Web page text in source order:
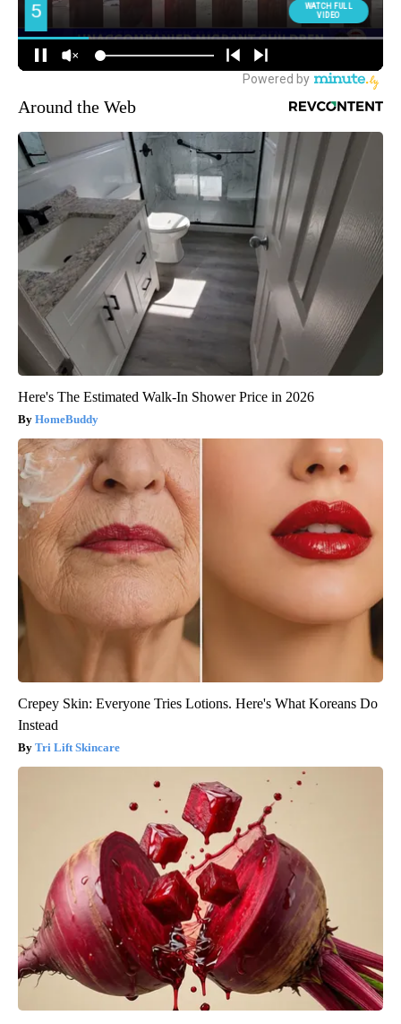
Around the Web
Here's The Estimated Walk-In Shower Price in 2026
HomeBuddy
Crepey Skin: Everyone Tries Lotions. Here's What Koreans Do
Instead
Tri Lift Skincare